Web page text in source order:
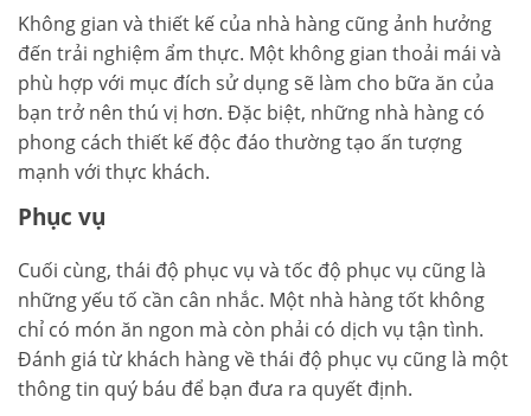
Không gian và thiết kế của nhà hàng cũng ảnh hưởng
đến trải nghiệm ẩm thực. Một không gian thoải mái và
phù hợp với mục đích sử dụng sẽ làm cho bữa ăn của
bạn trở nên thú vị hơn. Đặc biệt, những nhà hàng có
phong cách thiết kế độc đáo thường tạo ấn tượng
mạnh với thực khách.
Phục vụ
Cuối cùng, thái độ phục vụ và tốc độ phục vụ cũng là
những yếu tố cần cân nhắc. Một nhà hàng tốt không
chỉ có món ăn ngon mà còn phải có dịch vụ tận tình.
Đánh giá từ khách hàng về thái độ phục vụ cũng là một
thông tin quý báu để bạn đưa ra quyết định.